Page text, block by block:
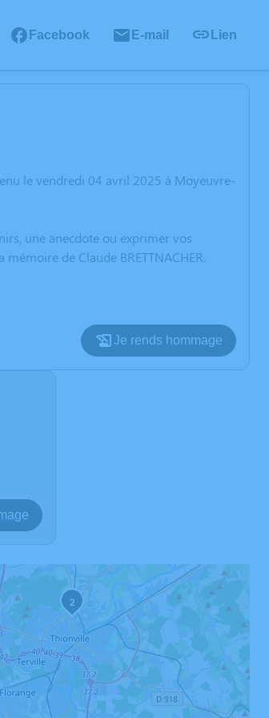
Facebook E-mail Lien
le vendredi 04 avril 2025 à Moyeuvre-
une anecdote ou exprimer vos
de Claude BRETTNACHER.
Je rends hommage
1
2